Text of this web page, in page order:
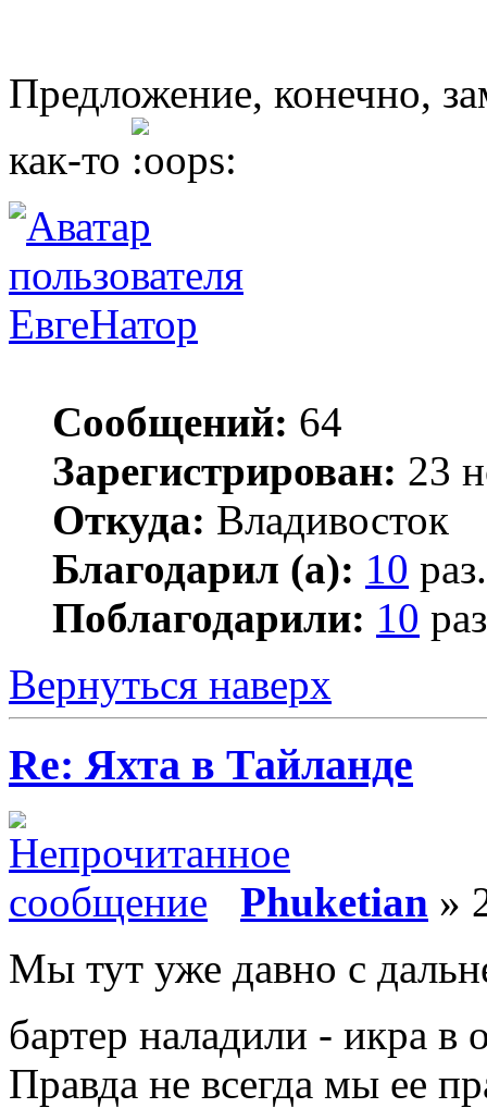
Предложение, конечно,
как-то
ЕвгеНатор
Сообщений: 64
Зарегистрирован: 23
Откуда: Владивосток
Благодарил (а): 10 раз.
Поблагодарили: 10
Вернуться наверх
Re: Яхта в Тайланде
Phuketian »
Мы тут уже давно с
бартер наладили - икра в
Правда не всегда мы ее